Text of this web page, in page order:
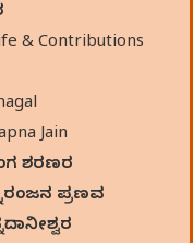
& Contributions
Jain
ಶರಣರ
ಪ್ರಣವ